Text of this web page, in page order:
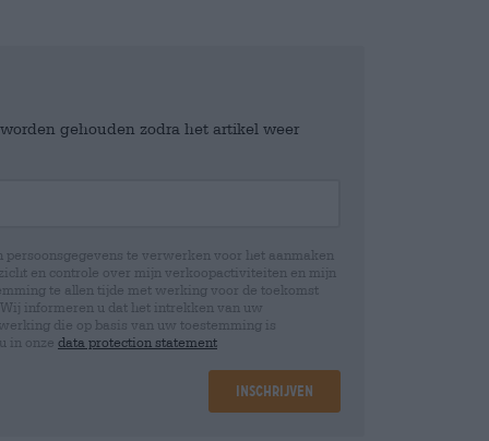
gehouden zodra het artikel weer
te verwerken voor het aanmaken
en controle over mijn verkoopactiviteiten en mijn
te allen tijde met werking voor de toekomst
informeren u dat het intrekken van uw
die op basis van uw toestemming is
in onze data protection statement
Inschrijven